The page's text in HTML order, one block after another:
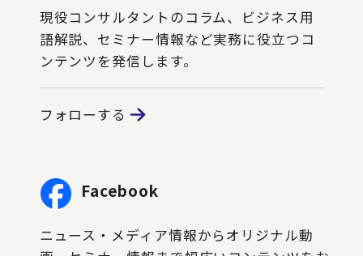
現役コンサルタントのコラム、ビジネス用
語解説、セミナー情報など実務に役立つコ
ンテンツを発信します。
フォローする
Facebook
ニュース・メディア情報からオリジナル動